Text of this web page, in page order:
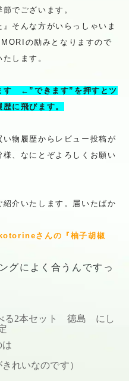
でございます。
そんな方がいらっしゃいま
の励みとなりますので
します。
す ←”できます”を押すとツ
に飛びます。
物履歴からレビュー投稿が
、なにとぞよろしくお願い
介いたします。届いたばか
さんの『柚子胡椒
グによく合うんですっ
る2本セット 徳島 にし
は
れいなのです）